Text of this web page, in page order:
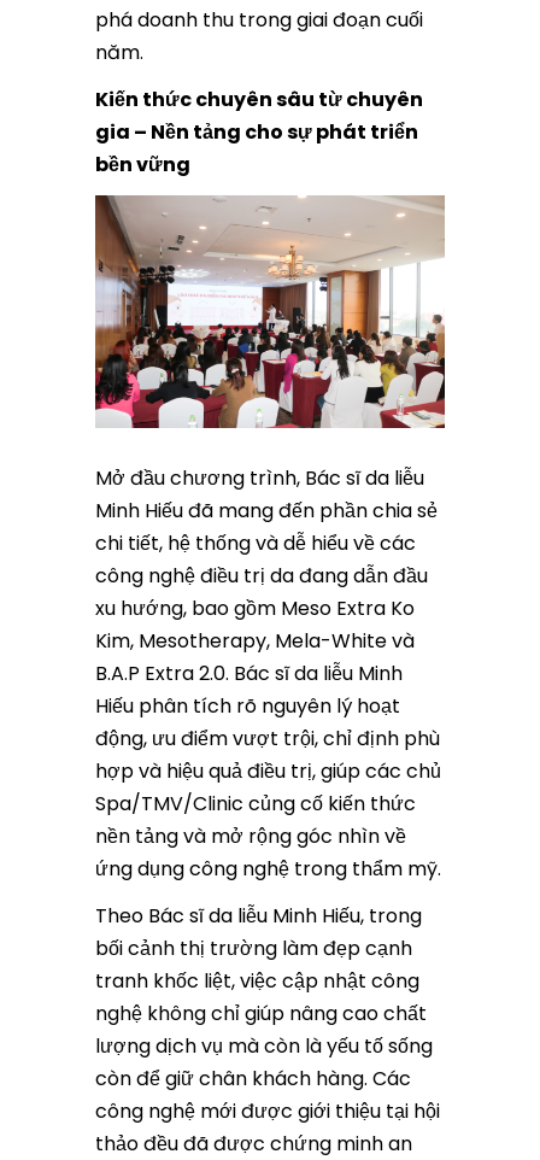
phá doanh thu trong giai đoạn cuối
năm.
Kiến thức chuyên sâu từ chuyên
gia – Nền tảng cho sự phát triển
bền vững
Mở đầu chương trình, Bác sĩ da liễu
Minh Hiếu đã mang đến phần chia sẻ
chi tiết, hệ thống và dễ hiểu về các
công nghệ điều trị da đang dẫn đầu
xu hướng, bao gồm Meso Extra Ko
Kim, Mesotherapy, Mela-White và
B.A.P Extra 2.0. Bác sĩ da liễu Minh
Hiếu phân tích rõ nguyên lý hoạt
động, ưu điểm vượt trội, chỉ định phù
hợp và hiệu quả điều trị, giúp các chủ
Spa/TMV/Clinic củng cố kiến thức
nền tảng và mở rộng góc nhìn về
ứng dụng công nghệ trong thẩm mỹ.
Theo Bác sĩ da liễu Minh Hiếu, trong
bối cảnh thị trường làm đẹp cạnh
tranh khốc liệt, việc cập nhật công
nghệ không chỉ giúp nâng cao chất
lượng dịch vụ mà còn là yếu tố sống
còn để giữ chân khách hàng. Các
công nghệ mới được giới thiệu tại hội
thảo đều đã được chứng minh an